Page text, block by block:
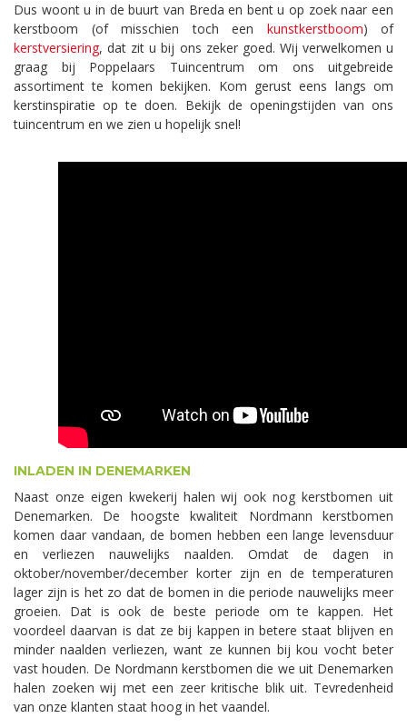
Dus woont u in de buurt van Breda en bent u op zoek naar een
kerstboom (of misschien toch een kunstkerstboom) of
kerstversiering, dat zit u bij ons zeker goed. Wij verwelkomen u
graag bij Poppelaars Tuincentrum om ons uitgebreide
assortiment te komen bekijken. Kom gerust eens langs om
kerstinspiratie op te doen. Bekijk de openingstijden van ons
tuincentrum en we zien u hopelijk snel!
INLADEN IN DENEMARKEN
Naast onze eigen kwekerij halen wij ook nog kerstbomen uit
Denemarken. De hoogste kwaliteit Nordmann kerstbomen
komen daar vandaan, de bomen hebben een lange levensduur
en verliezen nauwelijks naalden. Omdat de dagen in
oktober/november/december korter zijn en de temperaturen
lager zijn is het zo dat de bomen in die periode nauwelijks meer
groeien. Dat is ook de beste periode om te kappen. Het
voordeel daarvan is dat ​ze bij kappen in betere staat blijven en
minder naalden verliezen, want ze kunnen bij kou vocht beter
vast houden. De Nordmann kerstbomen die we uit Denemarken
halen zoeken wij met een zeer kritische blik uit. Tevredenheid
van onze klanten staat hoog in het vaandel.